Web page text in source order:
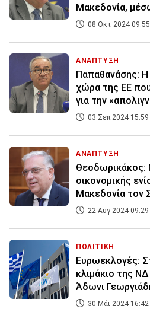
Μακεδονία,
08 Οκτ 2024 09:55
ΑΝΑΠΤΥΞΗ
Παπαθανάσης:
χώρα της ΕΕ
για την
03 Σεπ 2024 15:59
ΑΝΑΠΤΥΞΗ
Θεοδωρικάκος:
οικονομικής
Μακεδονία τον
22 Αυγ 2024 09:29
ΠΟΛΙΤΙΚΗ
Ευρωεκλογές:
κλιμάκιο της
Άδωνι
30 Μάι 2024 16:42